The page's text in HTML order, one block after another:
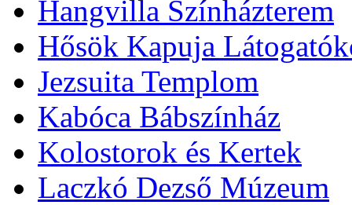
Hangvilla Színházterem
Hősök Kapuja
Jezsuita Templom
Kabóca Bábszínház
Kolostorok és Kertek
Laczkó Dezső Múzeum